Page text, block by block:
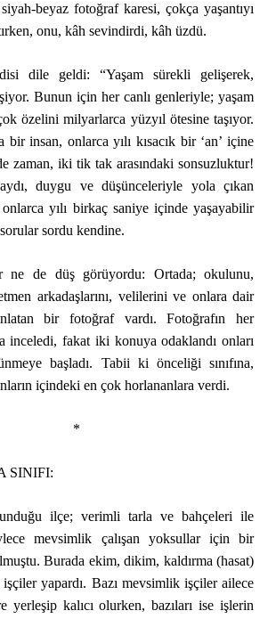
beyaz fotoğraf karesi, çokça yaşantıyı
onu, kâh sevindirdi, kâh üzdü.
dile geldi: “Yaşam sürekli gelişerek,
Bunun için her canlı genleriyle; yaşam
özelini milyarlarca yüzyıl ötesine taşıyor.
bir insan, onlarca yılı kısacık bir ‘an’ içine
zaman, iki tik tak arasındaki sonsuzluktur!
duygu ve düşünceleriyle yola çıkan
yılı birkaç saniye içinde yaşayabilir
sordu kendine.
ne de düş görüyordu: Ortada; okulunu,
arkadaşlarını, velilerini ve onlara dair
anlatan bir fotoğraf vardı. Fotoğrafın her
inceledi, fakat iki konuya odaklandı onları
başladı. Tabii ki önceliği sınıfına,
içindeki en çok horlananlara verdi.
*
SINIFI:
ilçe; verimli tarla ve bahçeleri ile
mevsimlik çalışan yoksullar için bir
Burada ekim, dikim, kaldırma (hasat)
yapardı. Bazı mevsimlik işçiler ailece
yerleşip kalıcı olurken, bazıları ise işlerin